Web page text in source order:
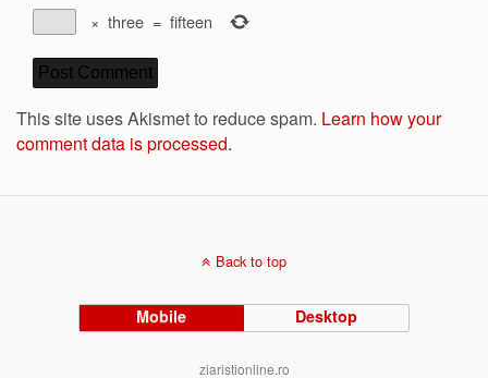
× three = fifteen
This site uses Akismet to reduce spam. Learn how your
comment data is processed.
Back to top
Mobile Desktop
ziaristionline.ro